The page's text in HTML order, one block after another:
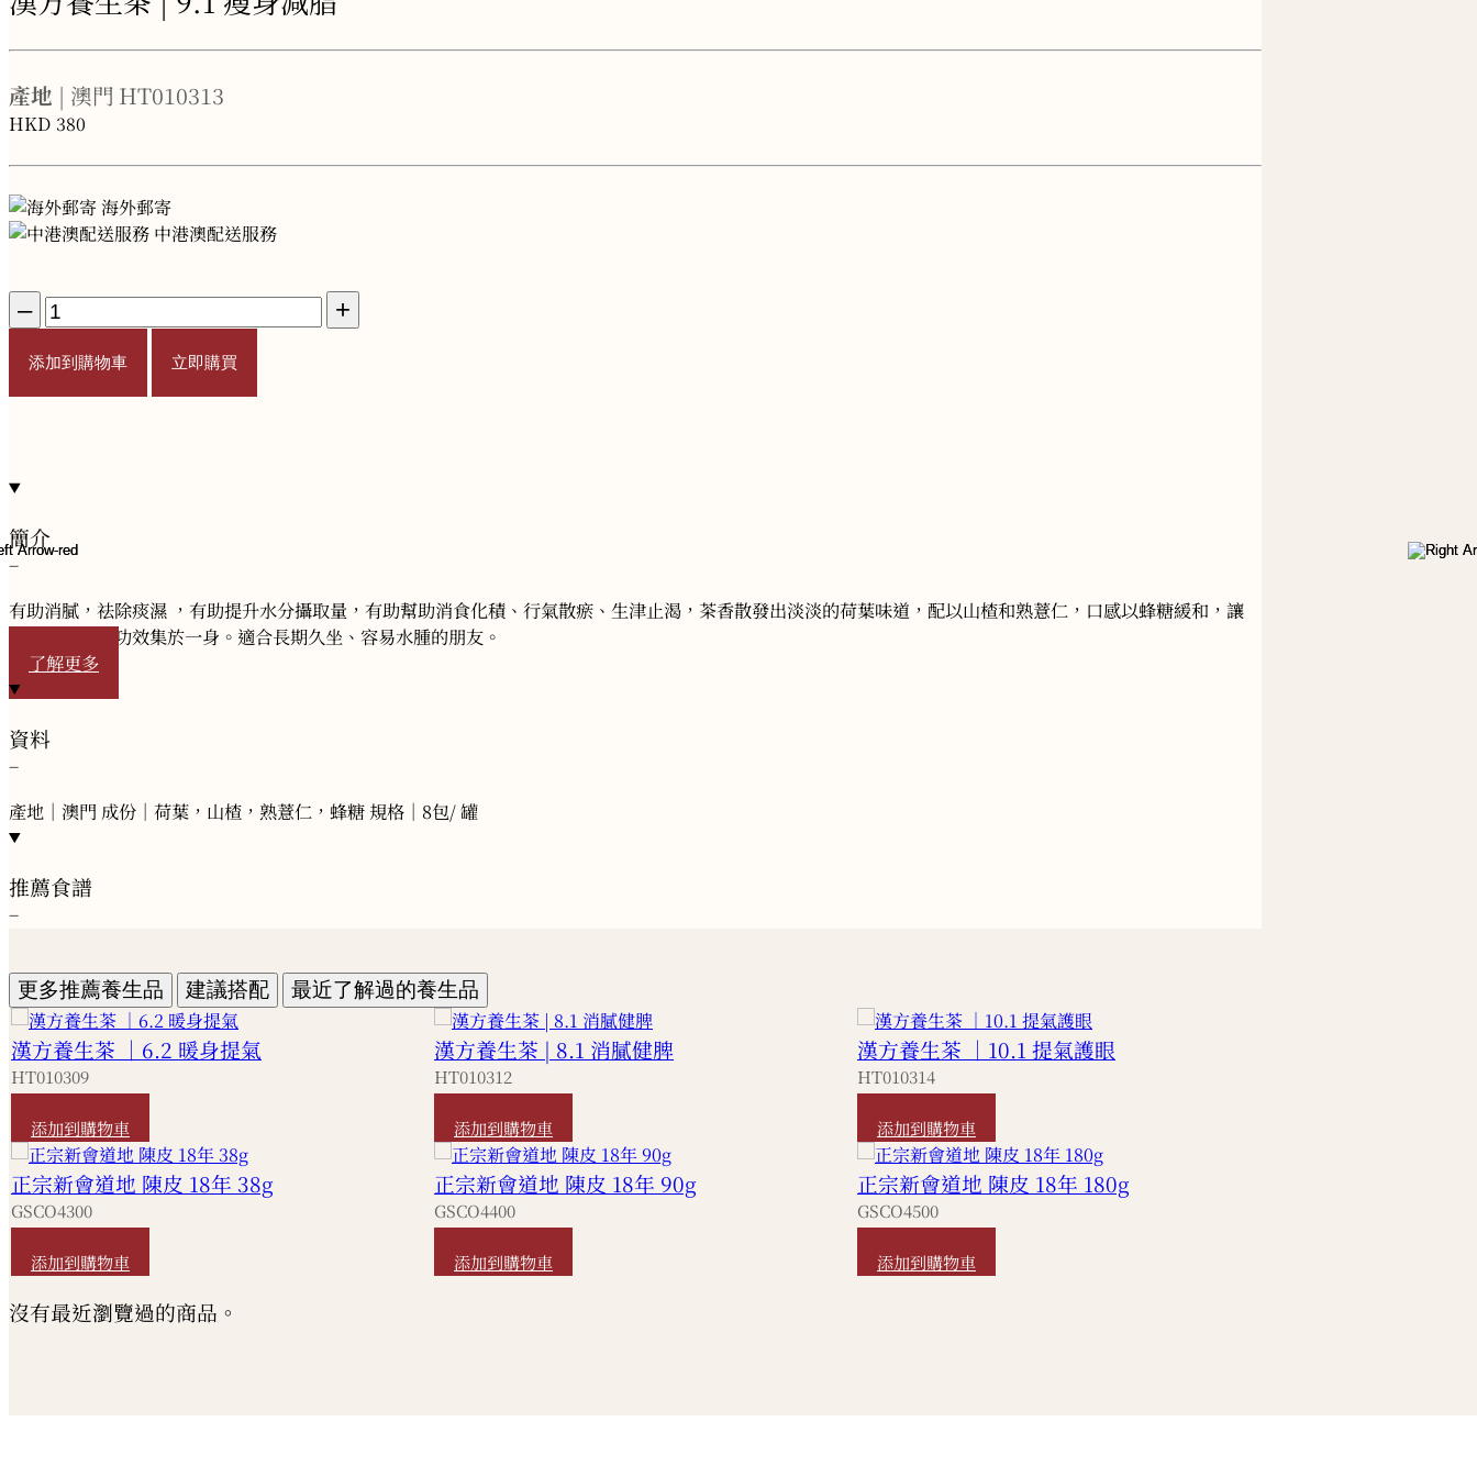
產地 | 澳門 HT010313
HKD 380
海外郵寄
中港澳配送服務
– +
添加到購物車 立即購買
簡介
−
有助消膩，祛除痰濕 ，有助提升水分攝取量，有助幫助消食化積、行氣散瘀、生津止渴，茶香散發出淡淡的荷葉味道，配以山楂和熟薏仁，口感以蜂糖緩和，讓
色、香、味和功效集於一身。適合長期久坐、容易水腫的朋友。
了解更多
資料
−
產地｜澳門 成份｜荷葉，山楂，熟薏仁，蜂糖 規格｜8包/ 罐
推薦食譜
−
更多推薦養生品 建議搭配 最近了解過的養生品
漢方養生茶 ｜6.2 暖身提氣
HT010309
HKD 330
添加到購物車
漢方養生茶 | 8.1 消膩健脾
HT010312
HKD 420
添加到購物車
漢方養生茶 ｜10.1 提氣護眼
HT010314
HKD 420
添加到購物車
正宗新會道地 陳皮 18年 38g
GSCO4300
HKD 290
添加到購物車
正宗新會道地 陳皮 18年 90g
GSCO4400
HKD 680
添加到購物車
正宗新會道地 陳皮 18年 180g
GSCO4500
HKD 1,120
添加到購物車
沒有最近瀏覽過的商品。